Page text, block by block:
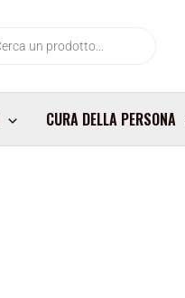
CURA DELLA PERSONA